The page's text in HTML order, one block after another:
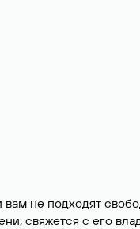
вам не подходят
свяжется с его